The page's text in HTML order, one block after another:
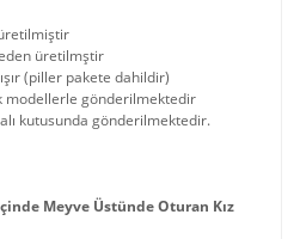
üretilmştir
(piller pakete dahildir)
modellerle gönderilmektedir
kutusunda gönderilmektedir.
Meyve Üstünde Oturan Kız